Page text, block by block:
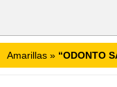
Amarillas » “ODONTO